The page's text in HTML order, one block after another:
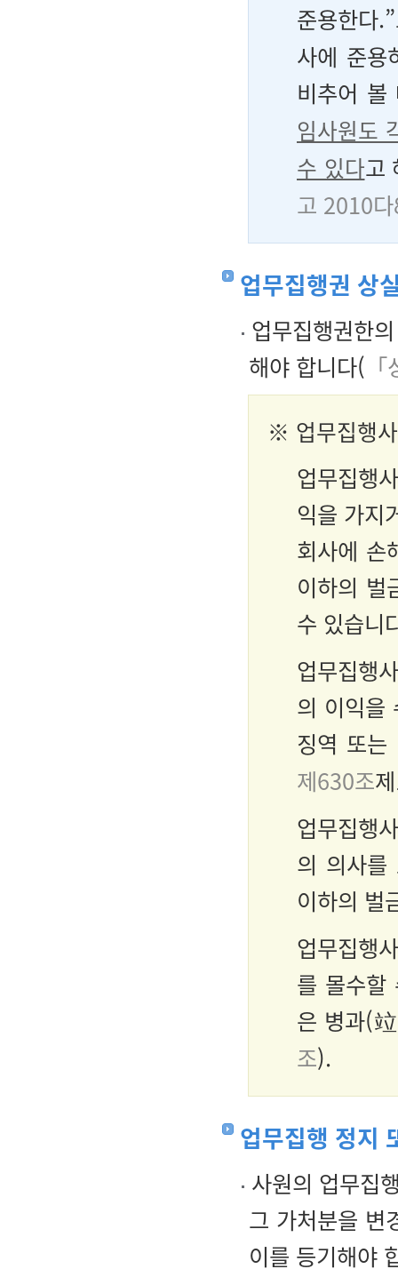
준용한다
사에 준용
비추어
임사원도
수 있다고
고 2010
업무집행권 상
업무집행권한
해야 합니다(
※ 업무집행
업무집행
익을 가지
회사에 손
이하의 벌
수 있습니
업무집행
의 이익을
징역 또는
제630조
업무집행
의 의사
이하의 벌
업무집행
를 몰수할
은 병과(
조).
업무집행 정지
사원의 업무집
그 가처분을 변
이를 등기해야